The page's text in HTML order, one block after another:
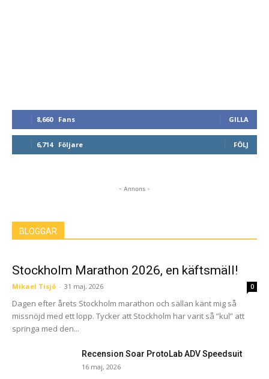
8,660 Fans GILLA
6,714 Följare FÖLJ
- Annons -
BLOGGAR
Stockholm Marathon 2026, en käftsmäll!
Mikael Tisjö - 31 maj, 2026 0
Dagen efter årets Stockholm marathon och sällan känt mig så
missnöjd med ett lopp. Tycker att Stockholm har varit så ”kul” att
springa med den...
Recension Soar ProtoLab ADV Speedsuit
16 maj, 2026